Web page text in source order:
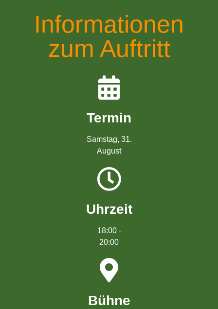
Informationen
zum Auftritt
Termin
Samstag, 31.
August
Uhrzeit
18:00 -
20:00
Bühne